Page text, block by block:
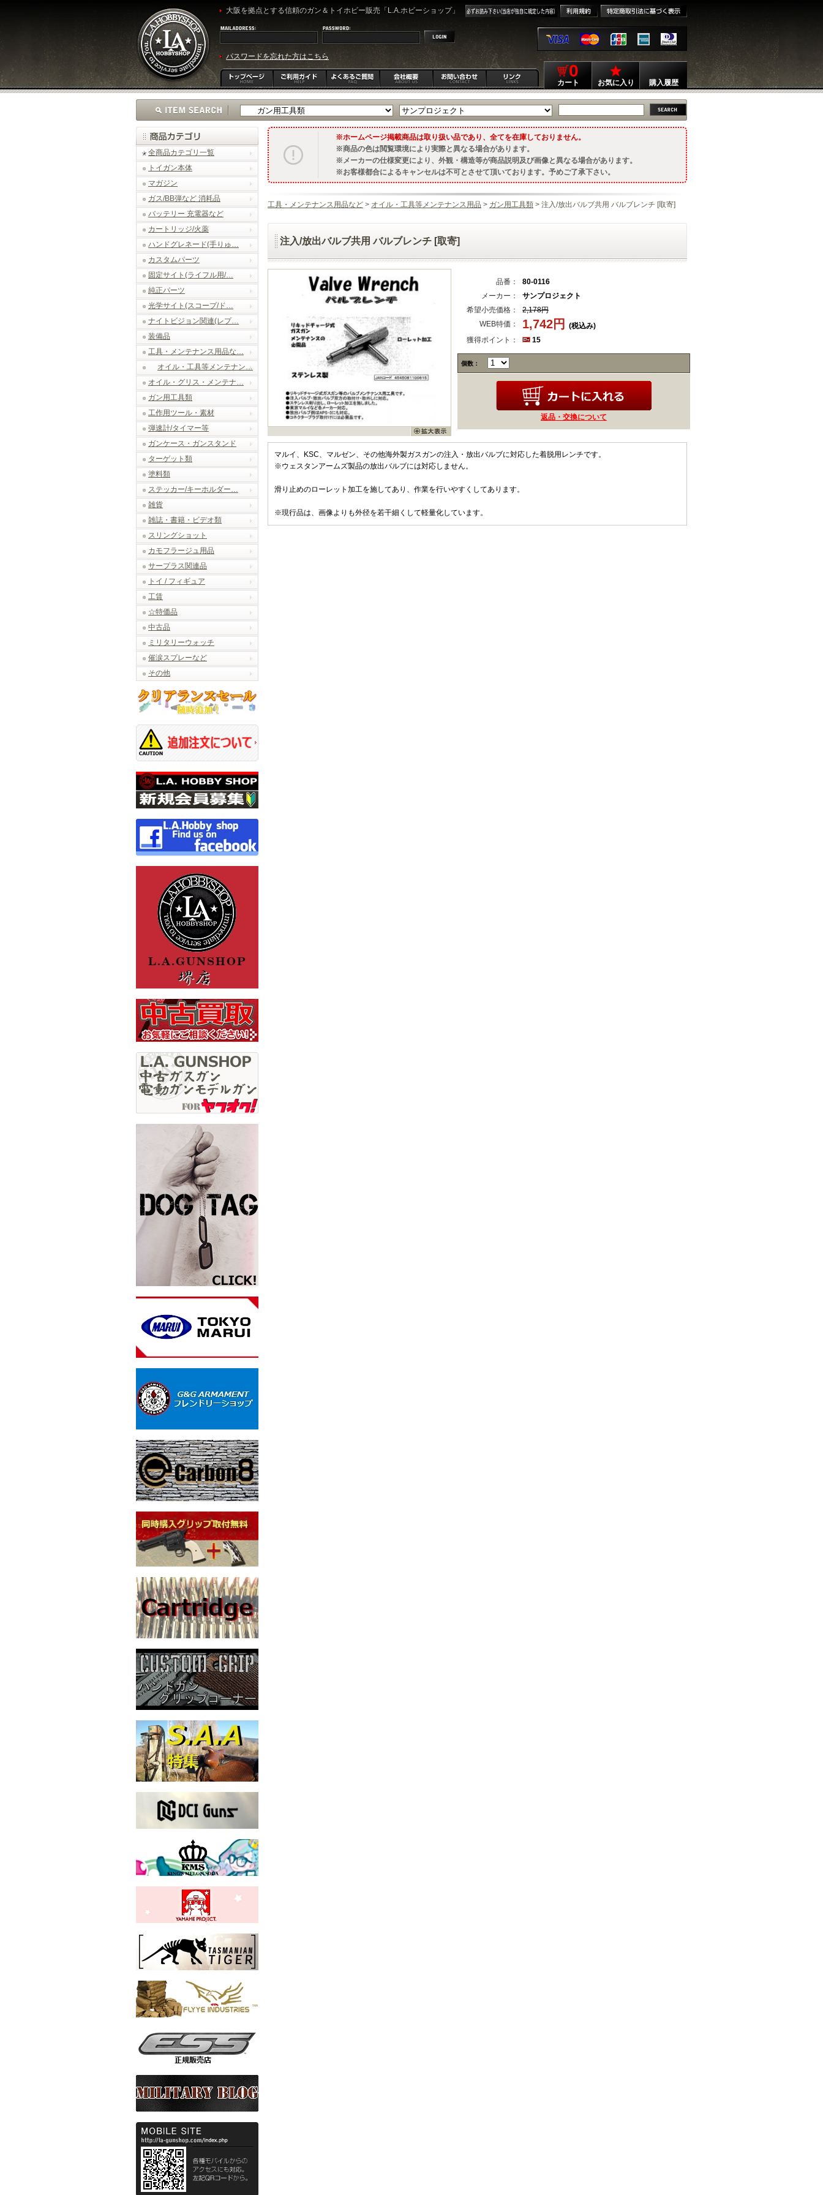
大阪を拠点とする信頼のガン＆トイホビー販売「L.A.ホビーショップ」
パスワードを忘れた方はこちら
0
カート お気に入り 購入履歴
全商品カテゴリ一覧
トイガン本体
マガジン
ガス/BB弾など 消耗品
バッテリー 充電器など
カートリッジ/火薬
ハンドグレネード(手りゅ…
カスタムパーツ
固定サイト(ライフル用/…
純正パーツ
光学サイト(スコープ/ド…
ナイトビジョン関連(レプ…
装備品
工具・メンテナンス用品な…
オイル・工具等メンテナン…
オイル・グリス・メンテナ…
ガン用工具類
工作用ツール・素材
弾速計/タイマー等
ガンケース・ガンスタンド
ターゲット類
塗料類
ステッカー/キーホルダー…
雑貨
雑誌・書籍・ビデオ類
スリングショット
カモフラージュ用品
サープラス関連品
トイ / フィギュア
工賃
☆特価品
中古品
ミリタリーウォッチ
催涙スプレーなど
その他
ホームページ掲載商品は取り扱い品であり、全てを在庫しておりません。
商品の色は閲覧環境により実際と異なる場合があります。
メーカーの仕様変更により、外観・構造等が商品説明及び画像と異なる場合があります。
お客様都合によるキャンセルは不可とさせて頂いております。予めご了承下さい。
工具・メンテナンス用品など > オイル・工具等メンテナンス用品 > ガン用工具類 > 注入/放出バルブ共用 バルブレンチ [取寄]
注入/放出バルブ共用 バルブレンチ [取寄]
品番：
80-0116
メーカー：
サンプロジェクト
希望小売価格：
2,178円
WEB特価：
1,742円
(税込み)
獲得ポイント：
15
個数：
返品・交換について
マルイ、KSC、マルゼン、その他海外製ガスガンの注入・放出バルブに対応した着脱用レンチです。
※ウェスタンアームズ製品の放出バルブには対応しません。
滑り止めのローレット加工を施してあり、作業を行いやすくしてあります。
※現行品は、画像よりも外径を若干細くして軽量化しています。